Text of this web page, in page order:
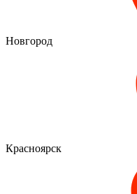
Новгород
Красноярск